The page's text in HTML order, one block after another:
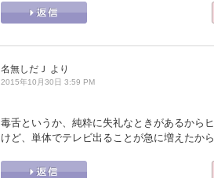
名無しだＪ より
2015年10月30日 3:59 PM
毒舌というか、純粋に失礼なときがあるか
けど、単体でテレビ出ることが急に増えたか